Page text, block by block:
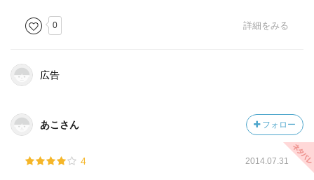
0 詳細をみる
広告
あこさん フォロー
4 2014.07.31